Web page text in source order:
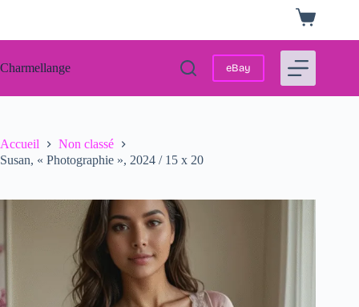
Panier
d’achat
Charmellange eBay
Accueil
Non classé
Susan, « Photographie », 2024 / 15 x 20